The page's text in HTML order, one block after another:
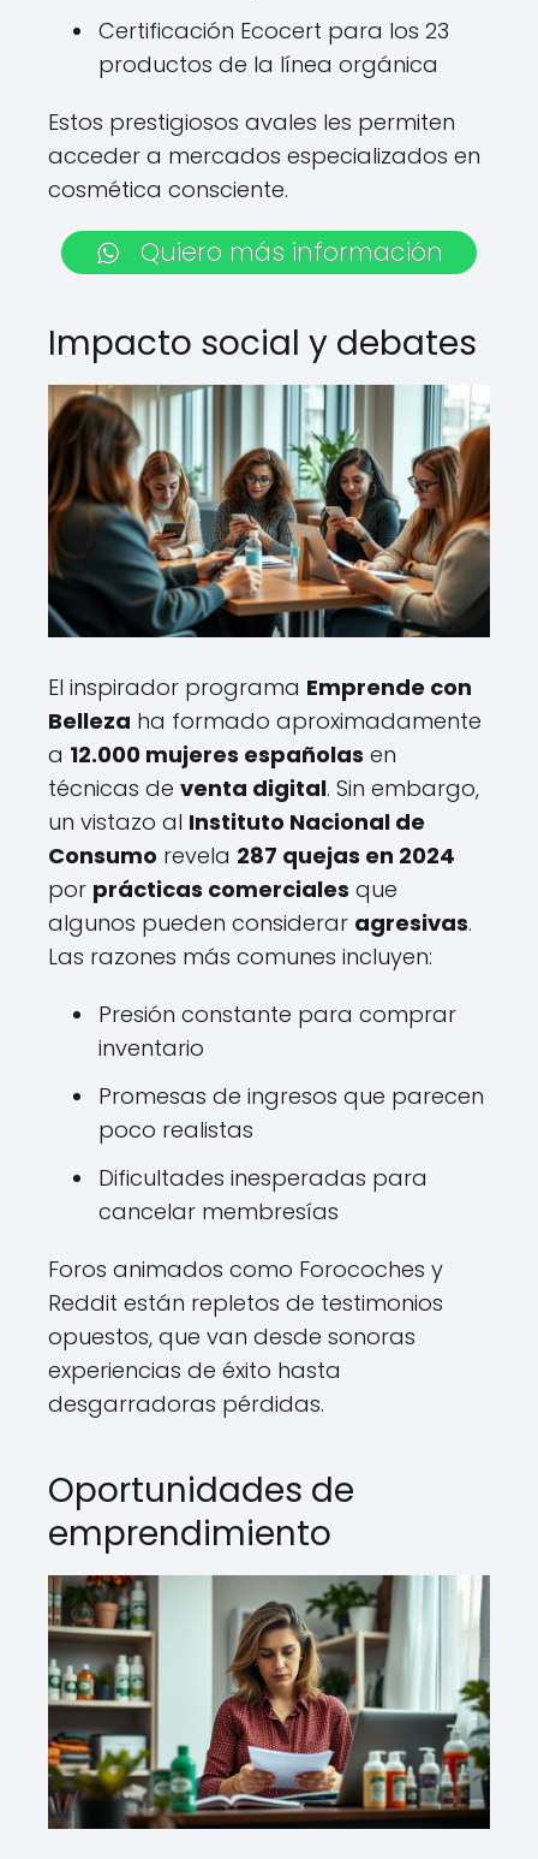
Certificación Ecocert para los 23
productos de la línea orgánica
Estos prestigiosos avales les permiten
acceder a mercados especializados en
cosmética consciente.
Quiero más información
Impacto social y debates
El inspirador programa Emprende con
Belleza ha formado aproximadamente
a 12.000 mujeres españolas en
técnicas de venta digital. Sin embargo,
un vistazo al Instituto Nacional de
Consumo revela 287 quejas en 2024
por prácticas comerciales que
algunos pueden considerar agresivas.
Las razones más comunes incluyen:
Presión constante para comprar
inventario
Promesas de ingresos que parecen
poco realistas
Dificultades inesperadas para
cancelar membresías
Foros animados como Forocoches y
Reddit están repletos de testimonios
opuestos, que van desde sonoras
experiencias de éxito hasta
desgarradoras pérdidas.
Oportunidades de
emprendimiento